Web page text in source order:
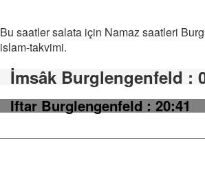
Bu saatler salata için Namaz saatleri
islam-takvimi.
İmsâk Burglengenfeld :
Iftar Burglengenfeld: 20:41